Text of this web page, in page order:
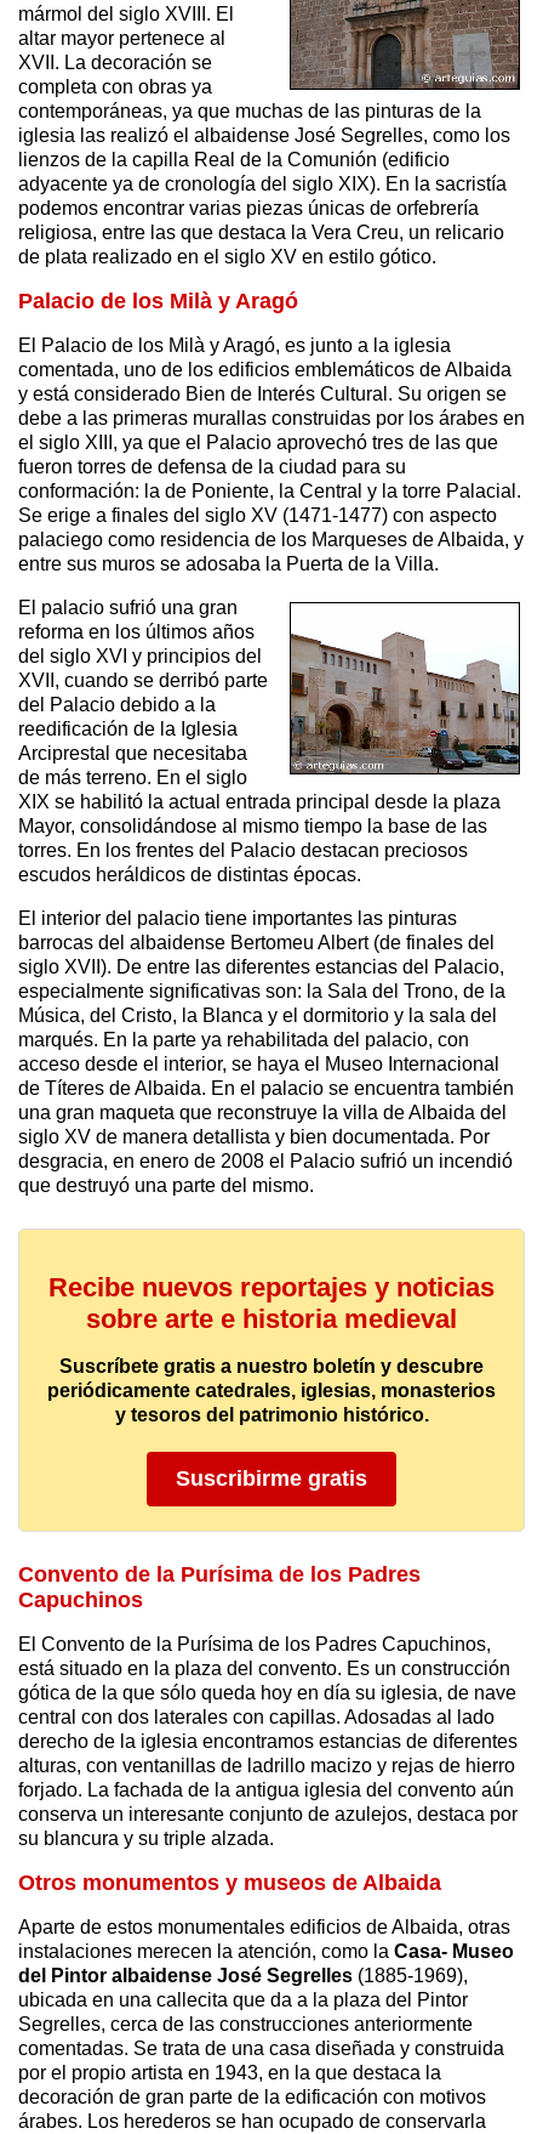
mármol del siglo XVIII. El
altar mayor pertenece al
XVII. La decoración se
completa con obras ya
contemporáneas, ya que muchas de las pinturas de la
iglesia las realizó el albaidense José Segrelles, como los
lienzos de la capilla Real de la Comunión (edificio
adyacente ya de cronología del siglo XIX). En la sacristía
podemos encontrar varias piezas únicas de orfebrería
religiosa, entre las que destaca la Vera Creu, un relicario
de plata realizado en el siglo XV en estilo gótico.
Palacio de los Milà y Aragó
El Palacio de los Milà y Aragó, es junto a la iglesia
comentada, uno de los edificios emblemáticos de Albaida
y está considerado Bien de Interés Cultural. Su origen se
debe a las primeras murallas construidas por los árabes en
el siglo XIII, ya que el Palacio aprovechó tres de las que
fueron torres de defensa de la ciudad para su
conformación: la de Poniente, la Central y la torre Palacial.
Se erige a finales del siglo XV (1471-1477) con aspecto
palaciego como residencia de los Marqueses de Albaida, y
entre sus muros se adosaba la Puerta de la Villa.
El palacio sufrió una gran
reforma en los últimos años
del siglo XVI y principios del
XVII, cuando se derribó parte
del Palacio debido a la
reedificación de la Iglesia
Arciprestal que necesitaba
de más terreno. En el siglo
XIX se habilitó la actual entrada principal desde la plaza
Mayor, consolidándose al mismo tiempo la base de las
torres. En los frentes del Palacio destacan preciosos
escudos heráldicos de distintas épocas.
El interior del palacio tiene importantes las pinturas
barrocas del albaidense Bertomeu Albert (de finales del
siglo XVII). De entre las diferentes estancias del Palacio,
especialmente significativas son: la Sala del Trono, de la
Música, del Cristo, la Blanca y el dormitorio y la sala del
marqués. En la parte ya rehabilitada del palacio, con
acceso desde el interior, se haya el Museo Internacional
de Títeres de Albaida. En el palacio se encuentra también
una gran maqueta que reconstruye la villa de Albaida del
siglo XV de manera detallista y bien documentada. Por
desgracia, en enero de 2008 el Palacio sufrió un incendió
que destruyó una parte del mismo.
Recibe nuevos reportajes y noticias
sobre arte e historia medieval
Suscríbete gratis a nuestro boletín y descubre
periódicamente catedrales, iglesias, monasterios
y tesoros del patrimonio histórico.
Suscribirme gratis
Convento de la Purísima de los Padres
Capuchinos
El Convento de la Purísima de los Padres Capuchinos,
está situado en la plaza del convento. Es un construcción
gótica de la que sólo queda hoy en día su iglesia, de nave
central con dos laterales con capillas. Adosadas al lado
derecho de la iglesia encontramos estancias de diferentes
alturas, con ventanillas de ladrillo macizo y rejas de hierro
forjado. La fachada de la antigua iglesia del convento aún
conserva un interesante conjunto de azulejos, destaca por
su blancura y su triple alzada.
Otros monumentos y museos de Albaida
Aparte de estos monumentales edificios de Albaida, otras
instalaciones merecen la atención, como la Casa- Museo
del Pintor albaidense José Segrelles (1885-1969),
ubicada en una callecita que da a la plaza del Pintor
Segrelles, cerca de las construcciones anteriormente
comentadas. Se trata de una casa diseñada y construida
por el propio artista en 1943, en la que destaca la
decoración de gran parte de la edificación con motivos
árabes. Los herederos se han ocupado de conservarla